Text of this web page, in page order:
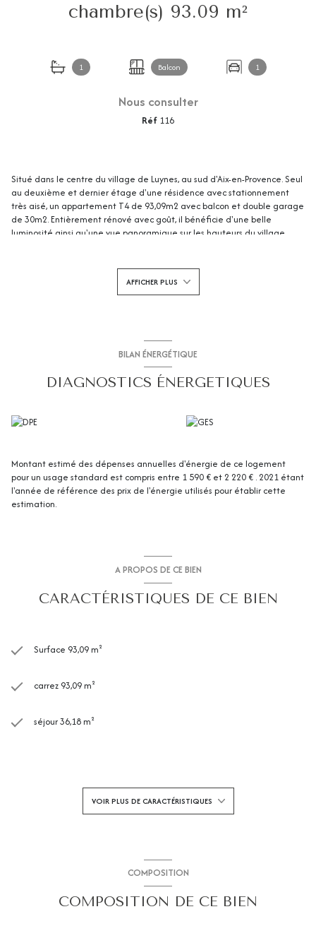
chambre(s) 93.09 m²
1 Balcon 1
Nous consulter
Réf 116
Situé dans le centre du village de Luynes, au sud d'Aix-en-Provence. Seul
au deuxième et dernier étage d'une résidence avec stationnement
très aisé, un appartement T4 de 93,09m2 avec balcon et double garage
de 30m2. Entièrement rénové avec goût, il bénéficie d'une belle
luminosité ainsi qu'une vue panoramique sur les hauteurs du village
belles chambres avec placards, d'une grande salle de bains et d'un WC
indépendant. Prestations de qualités. Possibilité de fibre optique.
AFFICHER PLUS
BILAN ÉNERGÉTIQUE
DIAGNOSTICS ÉNERGETIQUES
Montant estimé des dépenses annuelles d'énergie de ce logement
pour un usage standard est compris entre 1 590 € et 2 220 € . 2021 étant
l'année de référence des prix de l'énergie utilisés pour établir cette
estimation.
A PROPOS DE CE BIEN
CARACTÉRISTIQUES DE CE BIEN
Surface 93,09 m²
carrez 93,09 m²
séjour 36,18 m²
Chauffage collectif : chaudière (fioul)
VOIR PLUS DE CARACTÉRISTIQUES
COMPOSITION
COMPOSITION DE CE BIEN